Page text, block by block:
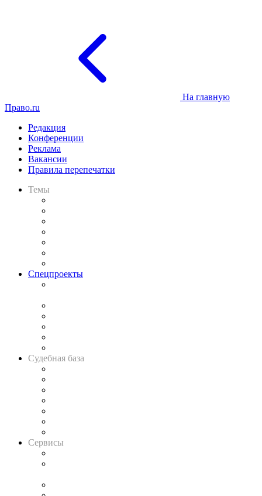
На главную
Право.ru
Редакция
Конференции
Реклама
Вакансии
Правила перепечатки
Темы
Спецпроекты
Судебная база
Сервисы